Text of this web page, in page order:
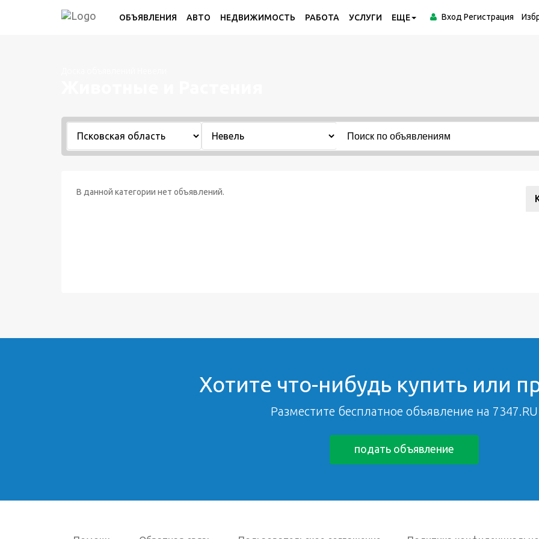
ОБЪЯВЛЕНИЯ АВТО НЕДВИЖИМОСТЬ РАБОТА УСЛУГИ ЕЩЕ Вход Регистрация
В данной категории нет объявлений.
Хотите что-нибудь купить или
Разместите бесплатное объявление на 7347.RU
подать объявление